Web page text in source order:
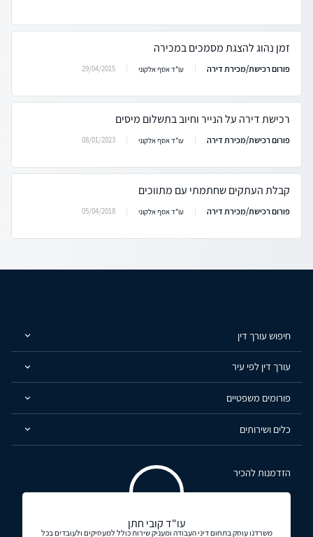
זמן נהוג להצגת מסמכים במכירה
פורום רכישת/מכירת דירה עו"ד אסף אלקוני 29/04/2015
רכישת דירה על הנייר וחיוב בתשלום מיסים
פורום רכישת/מכירת דירה עו"ד אסף אלקוני 08/01/2023
קבלת העתקים שחתמתי עם מתווכים
פורום רכישת/מכירת דירה עו"ד אסף אלקוני 05/04/2018
חיפוש עורך דין
עורך דין לפי עיר
פורומים משפטיים
כלים ושירותים
הזדמנות להכיר
עו"ד קובי חתן
משרדנו עוסק בתחום דיני העבודה ומעניק שירות כולל למעסיקים ולעובדים בכל